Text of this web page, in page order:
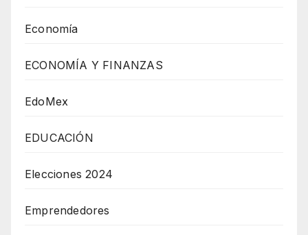
Economía
ECONOMÍA Y FINANZAS
EdoMex
EDUCACIÓN
Elecciones 2024
Emprendedores